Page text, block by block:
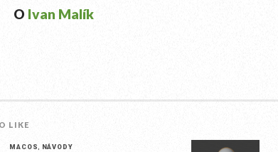
O Ivan Malík
LIKE
MACOS NÁVODY